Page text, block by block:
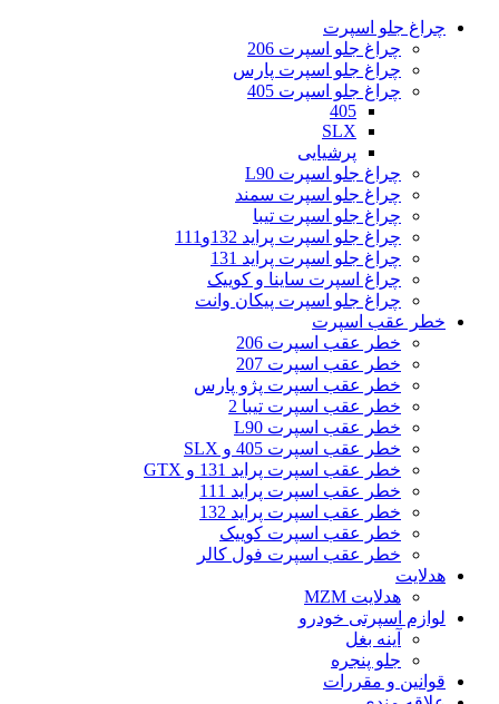
چراغ جلو اسپرت
چراغ جلو اسپرت 206
چراغ جلو اسپرت پارس
چراغ جلو اسپرت 405
405
SLX
پرشیایی
چراغ جلو اسپرت L90
چراغ جلو اسپرت سمند
چراغ جلو اسپرت تیبا
چراغ جلو اسپرت پراید 132و111
چراغ جلو اسپرت پراید 131
چراغ اسپرت ساینا و کوییک
چراغ جلو اسپرت پیکان وانت
خطر عقب اسپرت
خطر عقب اسپرت 206
خطر عقب اسپرت 207
خطر عقب اسپرت پژو پارس
خطر عقب اسپرت تیبا 2
خطر عقب اسپرت L90
خطر عقب اسپرت 405 و SLX
خطر عقب اسپرت پراید 131 و GTX
خطر عقب اسپرت پراید 111
خطر عقب اسپرت پراید 132
خطر عقب اسپرت کوییک
خطر عقب اسپرت فول کالر
هدلایت
هدلایت MZM
لوازم اسپرتی خودرو
آینه بغل
جلو پنجره
قوانین و مقررات